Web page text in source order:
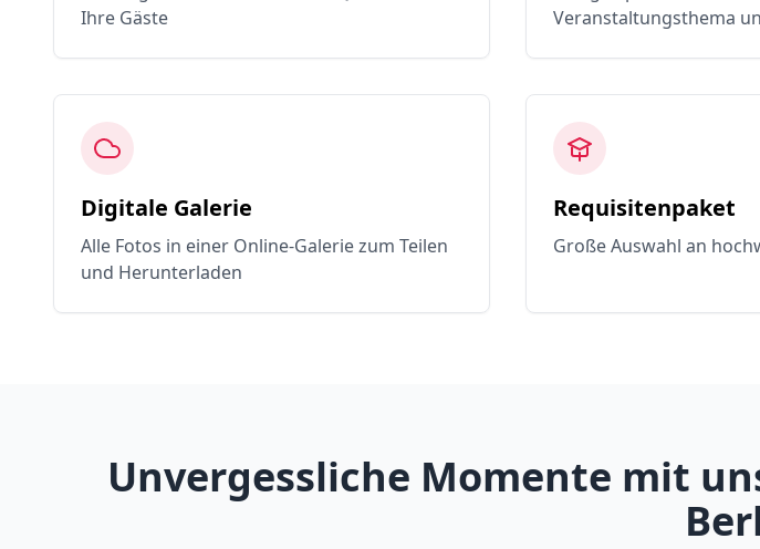
Ihre Gäste
Veranstaltungsthema
Digitale Galerie
Alle Fotos in einer Online-Galerie zum Teilen
und Herunterladen
Requisitenpaket
Große Auswahl an
Unvergessliche Momente mit